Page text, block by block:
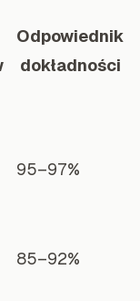
Odpowiednik
dokładności
95–97%
85–92%